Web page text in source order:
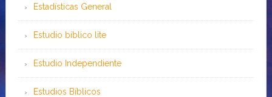
Estadísticas General
Estudio bíblico lite
Estudio Independiente
Estudios Bíblicos